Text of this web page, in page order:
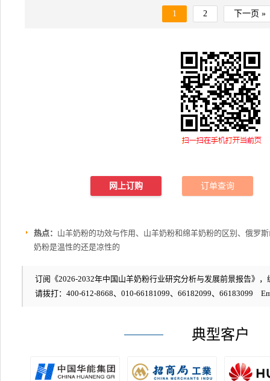
1 2 下一页 »
网上订购 订单查询
热点： 山羊奶粉的功效与作用、山羊奶粉和绵羊奶粉的区别、俄罗
奶粉是温性的还是凉性的
订阅《2026-2032年中国山羊奶粉行业研究分析与发展前景报告》，
请拨打：400-612-8668、010-66181099、66182099、66183099
典型客户